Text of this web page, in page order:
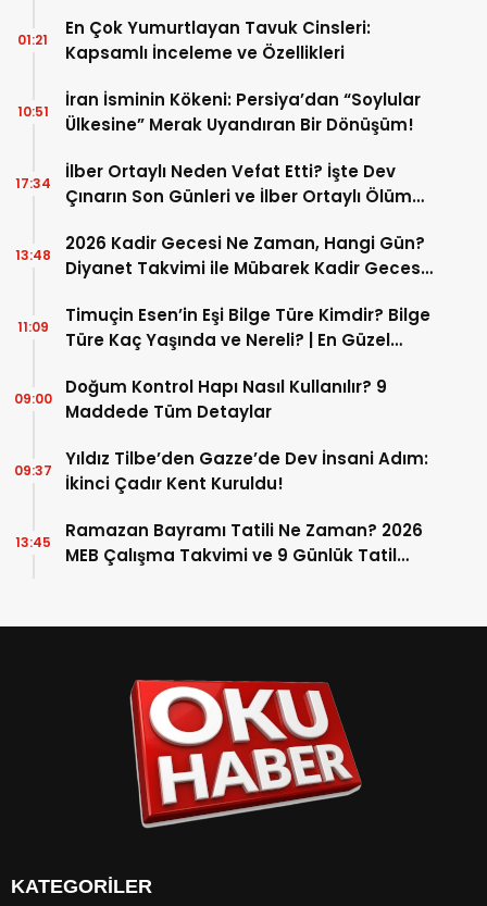
En Çok Yumurtlayan Tavuk Cinsleri:
Kapsamlı İnceleme ve Özellikleri
01:21
İran İsminin Kökeni: Persiya’dan “Soylular
Ülkesine” Merak Uyandıran Bir Dönüşüm!
10:51
İlber Ortaylı Neden Vefat Etti? İşte Dev
Çınarın Son Günleri ve İlber Ortaylı Ölüm
17:34
2026 Kadir Gecesi Ne Zaman, Hangi Gün?
Diyanet Takvimi ile Mübarek Kadir Gecesi
13:48
Timuçin Esen’in Eşi Bilge Türe Kimdir? Bilge
Türe Kaç Yaşında ve Nereli? | En Güzel
11:09
Doğum Kontrol Hapı Nasıl Kullanılır? 9
Maddede Tüm Detaylar
09:00
Yıldız Tilbe’den Gazze’de Dev İnsani Adım:
İkinci Çadır Kent Kuruldu!
09:37
Ramazan Bayramı Tatili Ne Zaman? 2026
MEB Çalışma Takvimi ve 9 Günlük Tatil
13:45
KATEGORİLER